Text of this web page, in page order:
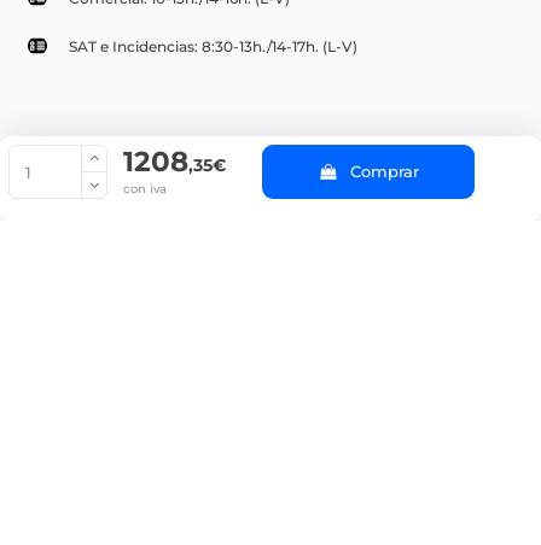
1208,35€
con iva
Comprar
SAT e Incidencias: 8:30-13h./14-17h. (L-V)
© Copyright 2022 PepeBar.com | Política de cookies |
Aviso legal y
Condiciones generales de compra |